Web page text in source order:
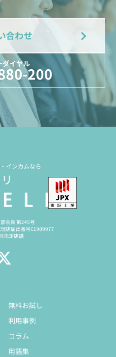
合わせ
ダイヤル
200
インカムなら
会員 第245号
店届出番号C1909977
指定店舗
無料お試し
利用事例
コラム
用語集